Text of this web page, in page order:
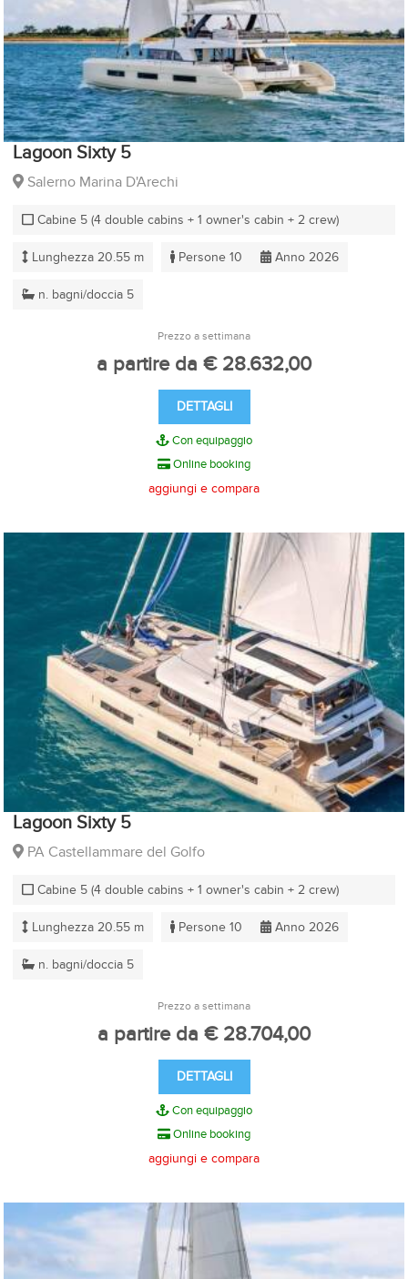
Lagoon Sixty 5
Salerno Marina D'Arechi
Cabine 5 (4 double cabins + 1 owner's cabin + 2 crew)
Lunghezza 20.55 m Persone 10 Anno 2026
n. bagni/doccia 5
Prezzo a settimana
a partire da € 28.632,00
DETTAGLI
Con equipaggio
Online booking
aggiungi e compara
Lagoon Sixty 5
PA Castellammare del Golfo
Cabine 5 (4 double cabins + 1 owner's cabin + 2 crew)
Lunghezza 20.55 m Persone 10 Anno 2026
n. bagni/doccia 5
Prezzo a settimana
a partire da € 28.704,00
DETTAGLI
Con equipaggio
Online booking
aggiungi e compara